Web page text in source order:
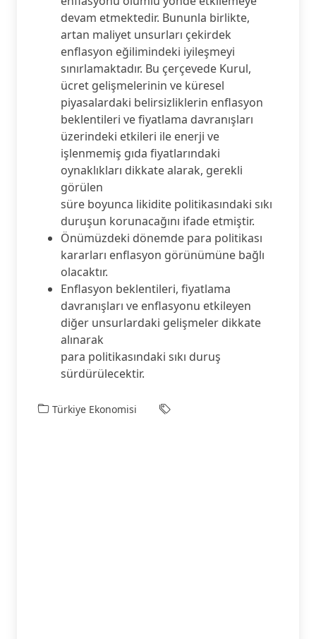
devam etmektedir. Bununla birlikte,
artan maliyet unsurları çekirdek
enflasyon eğilimindeki iyileşmeyi
sınırlamaktadır. Bu çerçevede Kurul,
ücret gelişmelerinin ve küresel
piyasalardaki belirsizliklerin enflasyon
beklentileri ve fiyatlama davranışları
üzerindeki etkileri ile enerji ve
işlenmemiş gıda fiyatlarındaki
oynaklıkları dikkate alarak, gerekli
görülen
süre boyunca likidite politikasındaki sıkı
duruşun korunacağını ifade etmiştir.
Önümüzdeki dönemde para politikası
kararları enflasyon görünümüne bağlı
olacaktır.
Enflasyon beklentileri, fiyatlama
davranışları ve enflasyonu etkileyen
diğer unsurlardaki gelişmeler dikkate
alınarak
para politikasındaki sıkı duruş
sürdürülecektir.
Türkiye Ekonomisi